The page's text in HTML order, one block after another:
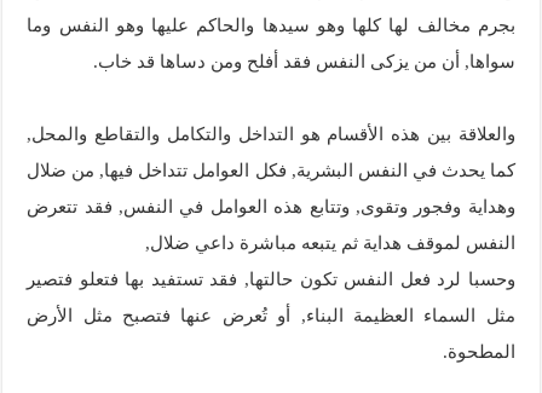
بجرم مخالف لها كلها وهو سيدها والحاكم عليها وهو النفس وما
سواها, أن من يزكى النفس فقد أفلح ومن دساها قد خاب.
والعلاقة بين هذه الأقسام هو التداخل والتكامل والتقاطع والمحل,
كما يحدث في النفس البشرية, فكل العوامل تتداخل فيها, من ضلال
وهداية وفجور وتقوى, وتتابع هذه العوامل في النفس, فقد تتعرض
النفس لموقف هداية ثم يتبعه مباشرة داعي ضلال,
وحسبا لرد فعل النفس تكون حالتها, فقد تستفيد بها فتعلو فتصير
مثل السماء العظيمة البناء, أو تُعرض عنها فتصبح مثل الأرض
المطحوة.